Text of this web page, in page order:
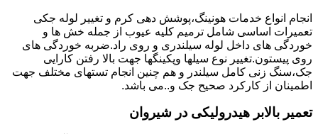
انجام انواع خدمات هونینگ،پوشش دهی کرم و تغییر لوله جکی
تعمیرات اساسی شامل ترمیم کلیه عیوب از جمله خش ها و
خوردگی های داخل لوله سیلندری و روی راد.ضربه خوردگی های
روی پیستون.تغییر نوع سیلها وپکینگها جهت بالا رفتن کارایی
جک،سنگ زنی کامل سیلندر و هم چنین انجام تستهای مختلف جهت
اطمینان از کارکرد صحیح جک و..می باشد.
تعمیر بالابر هیدرولیکی در شیروان